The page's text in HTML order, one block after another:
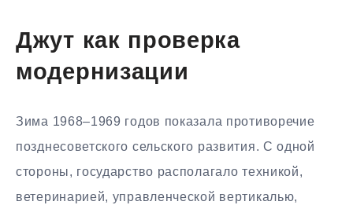
Джут как проверка
модернизации
Зима 1968–1969 годов показала противоречие
позднесоветского сельского развития. С одной
стороны, государство располагало техникой,
ветеринарией, управленческой вертикалью,